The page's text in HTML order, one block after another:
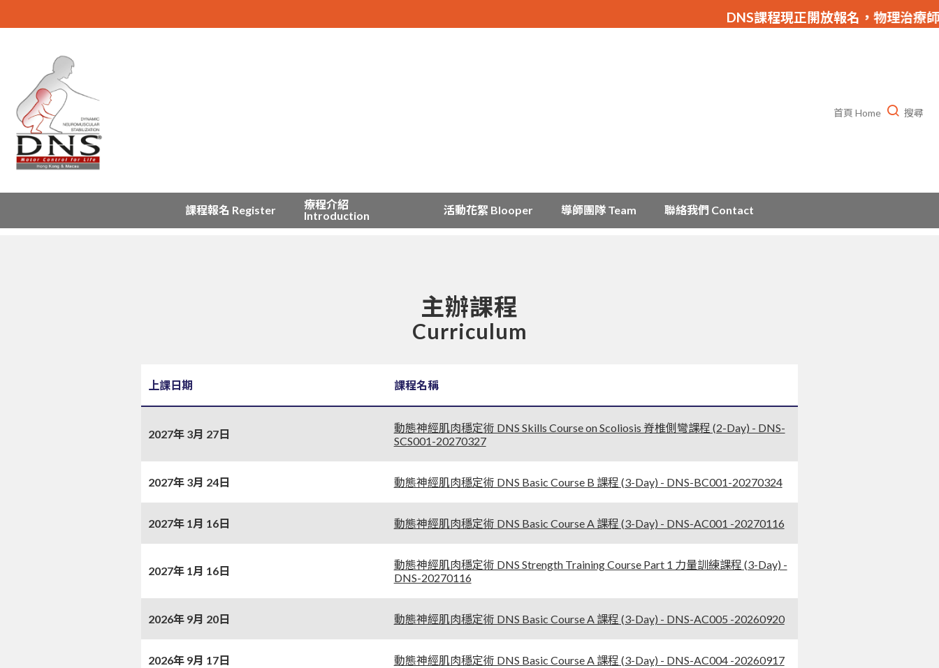
DNS課程現正開放報名，物理治療師等持
首頁 Home 搜尋
課程報名 Register
療程介紹
Introduction
活動花絮 Blooper 導師團隊 Team 聯絡我們 Contact
主辦課程
Curriculum
上課日期 課程名稱
2027年 3月 27日
動態神經肌肉穩定術 DNS Skills Course on Scoliosis 脊椎側彎課程 (2-Day) - DNS-
SCS001-20270327
2027年 3月 24日 動態神經肌肉穩定術 DNS Basic Course B 課程 (3-Day) - DNS-BC001-20270324
2027年 1月 16日 動態神經肌肉穩定術 DNS Basic Course A 課程 (3-Day) - DNS-AC001 -20270116
2027年 1月 16日
動態神經肌肉穩定術 DNS Strength Training Course Part 1 力量訓練課程 (3-Day) -
DNS-20270116
2026年 9月 20日 動態神經肌肉穩定術 DNS Basic Course A 課程 (3-Day) - DNS-AC005 -20260920
2026年 9月 17日 動態神經肌肉穩定術 DNS Basic Course A 課程 (3-Day) - DNS-AC004 -20260917